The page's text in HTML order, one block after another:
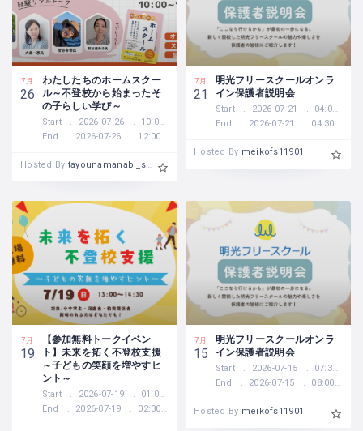
7月
26
わたしたちのホームスクー
ル～不登校から始まったそ
の子らしい学び～
Start 2026-07-26
10:00 AM
End
2026-07-26 12:00 PM
Hosted By tayounamanabi_suzuki
7月
21
明光フリースクールオンラ
イン保護者説明会
Start 2026-07-21
04:00 PM
End
2026-07-21 04:30 PM
Hosted By meikofs11901
7月
19
【参加無料トークイベン
ト】未来を拓く不登校支援
～子どもの笑顔を増やすヒ
ント～
Start 2026-07-19
01:00 PM
End
2026-07-19 02:30 PM
7月
15
明光フリースクールオンラ
イン保護者説明会
Start 2026-07-15
07:30 PM
End
2026-07-15 08:00 PM
Hosted By meikofs11901